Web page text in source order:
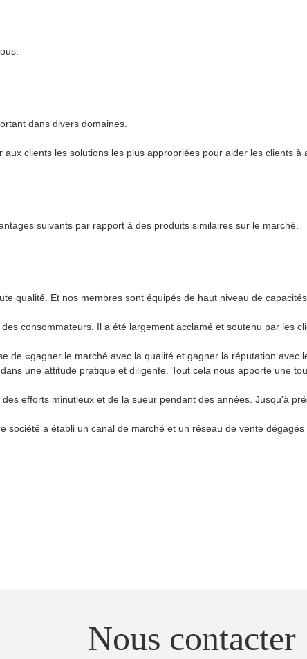
dans divers domaines.
clients les solutions les plus appropriées pour aider les clients
suivants par rapport à des produits similaires sur le marché.
qualité. Et nos membres sont équipés de haut niveau de
consommateurs. Il a été largement acclamé et soutenu par les
de «gagner le marché avec la qualité et gagner la réputation
une attitude pratique et diligente. Tout cela nous apporte une
efforts minutieux et de la sueur pendant des années. Jusqu'à
société a établi un canal de marché et un réseau de vente
Nous contacter